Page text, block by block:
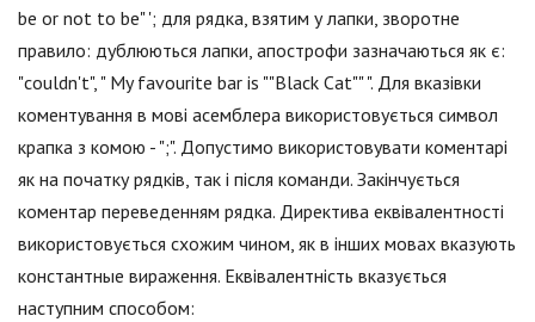
be or not to be" '; для рядка, взятим у лапки, зворотне
правило: дублюються лапки, апострофи зазначаються як є:
"couldn't", " My favourite bar is ""Black Cat"" ". Для вказівки
коментування в мові асемблера використовується символ
крапка з комою - ";". Допустимо використовувати коментарі
як на початку рядків, так і після команди. Закінчується
коментар переведенням рядка. Директива еквівалентності
використовується схожим чином, як в інших мовах вказують
константные вираження. Еквівалентність вказується
наступним способом: